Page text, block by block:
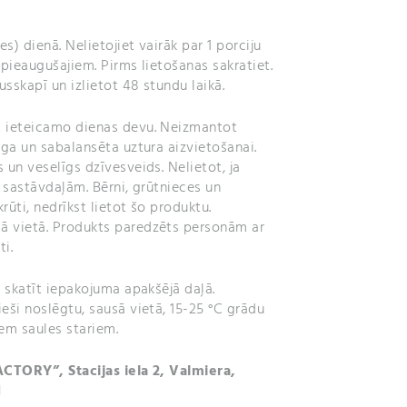
dienā. Nelietojiet vairāk par 1 porciju
Pirms lietošanas sakratiet.
un izlietot 48 stundu laikā.
dienas devu. Neizmantot
un sabalansēta uztura aizvietošanai.
veselīgs dzīvesveids. Nelietot, ja
Bērni, grūtnieces un
nedrīkst lietot šo produktu.
vietā. Produkts paredzēts personām ar
skatīt iepakojuma apakšējā daļā.
noslēgtu, sausā vietā, 15-25 °C grādu
saules stariem.
Stacijas iela 2, Valmiera,